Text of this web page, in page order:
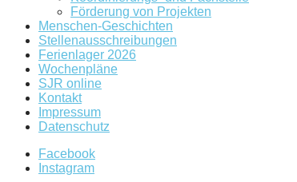
Förderung von Projekten
Menschen-Geschichten
Stellenausschreibungen
Ferienlager 2026
Wochenpläne
SJR online
Kontakt
Impressum
Datenschutz
Facebook
Instagram